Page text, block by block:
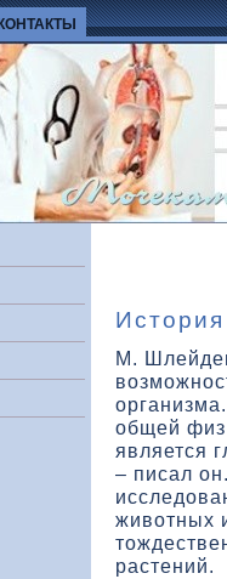
КОНТАКТЫ
М.
общей
является
– писал
живοтных
растений.